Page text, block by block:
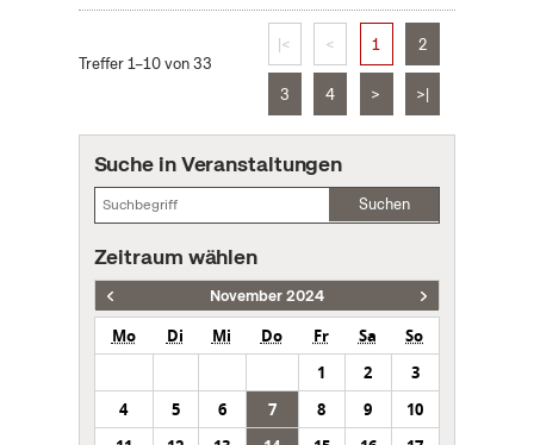
Treffer 1–10 von 33
|< < 1 2
3 4 > >|
Suche in Veranstaltungen
Suchen
Zeitraum wählen
November 2024
Mo Di Mi Do Fr Sa
So
1
2
3
4
5 6 7 8 9
10